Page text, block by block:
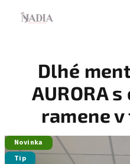
Dlhé
AURORA
ramene
Novinka
Tip